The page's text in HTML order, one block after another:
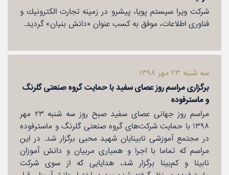
شركت ویرا سیستم پویا، پیشرو در زمینه تجارت الكترونیك و
فناوری اطلاعات، موفق به كسب عنوان «دانش بنیان» گردید.
سه شنبه ۲۳ مهر ۱۳۹۸
برگزاری مراسم روز عصای سفید با حمایت گروه صنعتی گلرنگ
و ماسترفوده
مراسم روز جهانی عصای سفید صبح روز سه شنبه ۲۳ مهر
۱۳۹۸ با حمایت شركت‌های گروه صنعتی گلرنگ و ماسترفوده
در مجتمع آموزشی نابینایان شهید محبی برگزار شد. در این
مراسم كه تماما با اجرا و همیاری مربیان و دانش آموزان
نابینا و كم‌بینا برگزار شد، هدایایی كه از سوی شركت